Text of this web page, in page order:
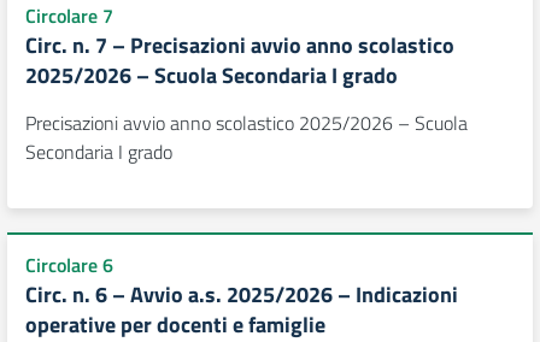
Circolare 7
Circ. n. 7 – Precisazioni avvio anno scolastico
2025/2026 – Scuola Secondaria I grado
Precisazioni avvio anno scolastico 2025/2026 – Scuola
Secondaria I grado
Circolare 6
Circ. n. 6 – Avvio a.s. 2025/2026 – Indicazioni
operative per docenti e famiglie